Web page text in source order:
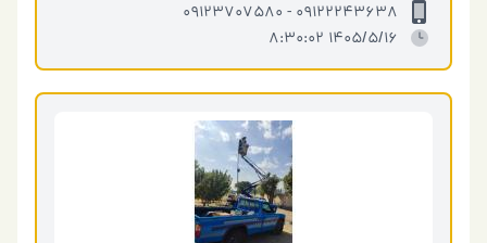
09122243638 - 09123707580
1405/5/16 8:30:02